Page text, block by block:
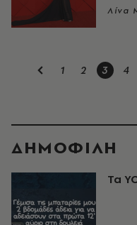
Λίνα
1 2 3 4
ΔΗΜΟΦΙΛΗ
Τα